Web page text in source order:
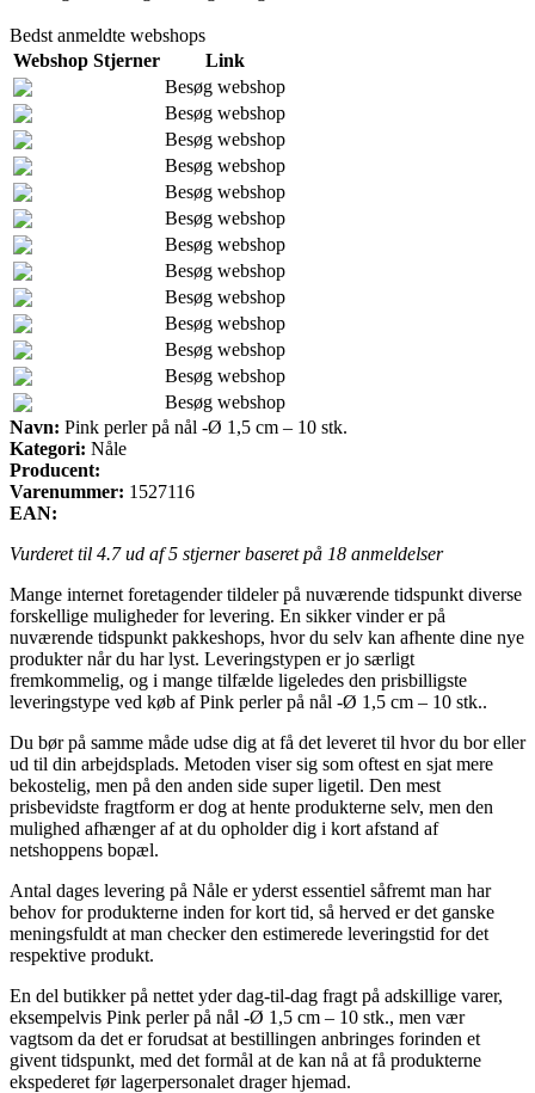
Bedst anmeldte webshops
Webshop Stjerner
Link
Besøg webshop
Besøg webshop
Besøg webshop
Besøg webshop
Besøg webshop
Besøg webshop
Besøg webshop
Besøg webshop
Besøg webshop
Besøg webshop
Besøg webshop
Besøg webshop
Besøg webshop
Navn: Pink perler på nål -Ø 1,5 cm – 10 stk.
Kategori: Nåle
Producent:
Varenummer: 1527116
EAN:
Vurderet til 4.7ud af 5 stjerner baseret på 18 anmeldelser
Mange internet foretagender tildeler på nuværende tidspunkt diverse
forskellige muligheder for levering. En sikker vinder er på
nuværende tidspunkt pakkeshops, hvor du selv kan afhente dine nye
produkter når du har lyst. Leveringstypen er jo særligt
fremkommelig, og i mange tilfælde ligeledes den prisbilligste
leveringstype ved køb af Pink perler på nål -Ø 1,5 cm – 10 stk..
Du bør på samme måde udse dig at få det leveret til hvor du bor eller
ud til din arbejdsplads. Metoden viser sig som oftest en sjat mere
bekostelig, men på den anden side super ligetil. Den mest
prisbevidste fragtform er dog at hente produkterne selv, men den
mulighed afhænger af at du opholder dig i kort afstand af
netshoppens bopæl.
Antal dages levering på Nåle er yderst essentiel såfremt man har
behov for produkterne inden for kort tid, så herved er det ganske
meningsfuldt at man checker den estimerede leveringstid for det
respektive produkt.
En del butikker på nettet yder dag-til-dag fragt på adskillige varer,
eksempelvis Pink perler på nål -Ø 1,5 cm – 10 stk., men vær
vagtsom da det er forudsat at bestillingen anbringes forinden et
givent tidspunkt, med det formål at de kan nå at få produkterne
ekspederet før lagerpersonalet drager hjemad.